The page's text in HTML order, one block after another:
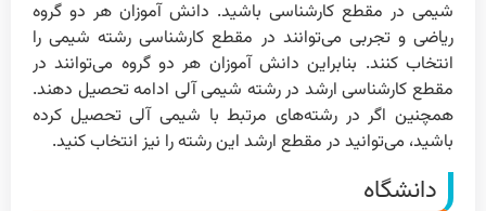
شیمی در مقطع کارشناسی باشید. دانش آموزان هر دو گروه
ریاضی و تجربی می‌توانند در مقطع کارشناسی رشته شیمی را
انتخاب کنند. بنابراین دانش آموزان هر دو گروه می‌توانند در
مقطع کارشناسی ارشد در رشته شیمی آلی ادامه تحصیل دهند.
همچنین اگر در رشته‌های مرتبط با شیمی آلی تحصیل کرده
باشید، می‌توانید در مقطع ارشد این رشته را نیز انتخاب کنید.
دانشگاه